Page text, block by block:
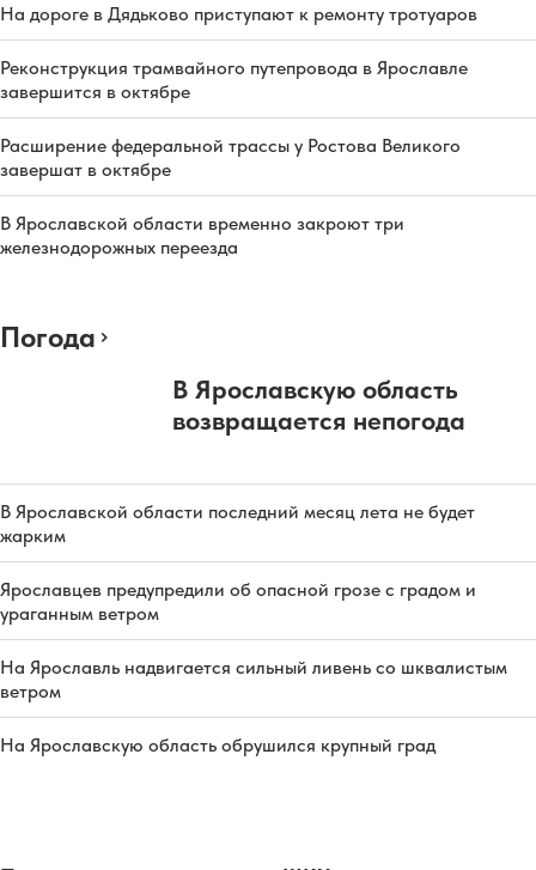
На дороге в Дядьково приступают к ремонту тротуаров
Реконструкция трамвайного путепровода в Ярославле
завершится в октябре
Расширение федеральной трассы у Ростова Великого
завершат в октябре
В Ярославской области временно закроют три
железнодорожных переезда
Погода
В Ярославскую область
возвращается непогода
В Ярославской области последний месяц лета не будет
жарким
Ярославцев предупредили об опасной грозе с градом и
ураганным ветром
На Ярославль надвигается сильный ливень со шквалистым
ветром
На Ярославскую область обрушился крупный град